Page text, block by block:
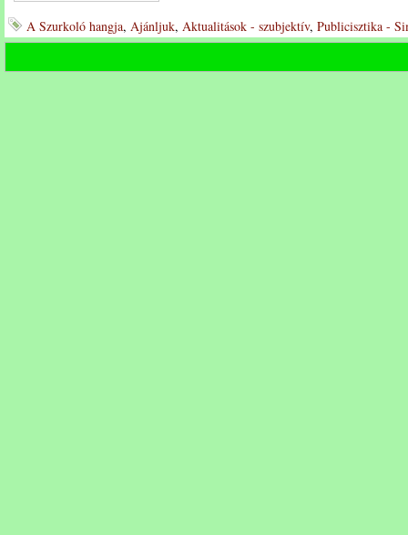
A Szurkoló hangja, Ajánljuk, Aktualitások - szubjektív, Publicisztika -